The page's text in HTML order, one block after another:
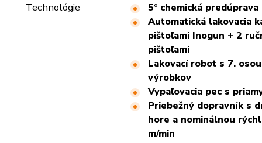
Technológie
5° chemická predúprava
Automatická lakovacia
pištoľami Inogun + 2
pištoľami
Lakovací robot s 7.
výrobkov
Vypaľovacia pec s
Priebežný dopravník s
hore a nominálnou
m/min